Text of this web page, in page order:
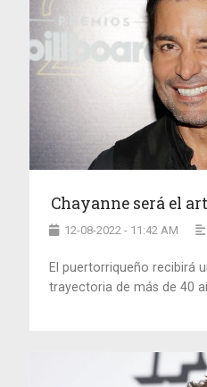
Chayanne será el
12-08-2022 - 11:42 AM
El puertorriqueño recibirá
trayectoria de más de 40